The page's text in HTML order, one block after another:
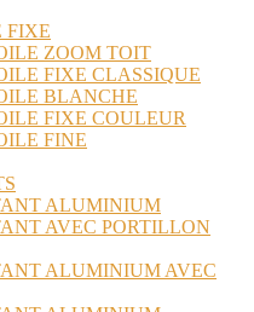
FIXE
ZOOM TOIT
FIXE CLASSIQUE
BLANCHE
FIXE COULEUR
FINE
ALUMINIUM
AVEC PORTILLON
ALUMINIUM AVEC